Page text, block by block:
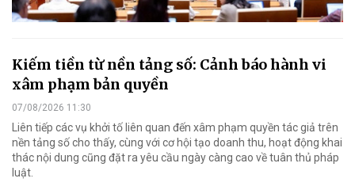
Kiếm tiền từ nền tảng số: Cảnh báo hành vi
xâm phạm bản quyền
07/08/2026 11:30
Liên tiếp các vụ khởi tố liên quan đến xâm phạm quyền tác giả trên
nền tảng số cho thấy, cùng với cơ hội tạo doanh thu, hoạt động khai
thác nội dung cũng đặt ra yêu cầu ngày càng cao về tuân thủ pháp
luật.